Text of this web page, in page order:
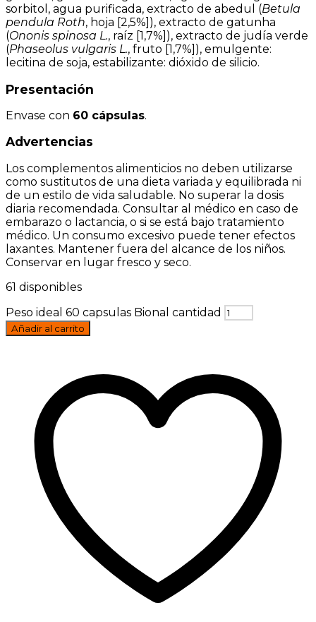
sorbitol, agua purificada, extracto de abedul (Betula
pendula Roth, hoja [2,5%]), extracto de gatunha
(Ononis spinosa L., raíz [1,7%]), extracto de judía verde
(Phaseolus vulgaris L., fruto [1,7%]), emulgente:
lecitina de soja, estabilizante: dióxido de silicio.
Presentación
Envase con 60 cápsulas.
Advertencias
Los complementos alimenticios no deben utilizarse
como sustitutos de una dieta variada y equilibrada ni
de un estilo de vida saludable. No superar la dosis
diaria recomendada. Consultar al médico en caso de
embarazo o lactancia, o si se está bajo tratamiento
médico. Un consumo excesivo puede tener efectos
laxantes. Mantener fuera del alcance de los niños.
Conservar en lugar fresco y seco.
61 disponibles
Peso ideal 60 capsulas Bional cantidad
Añadir al carrito